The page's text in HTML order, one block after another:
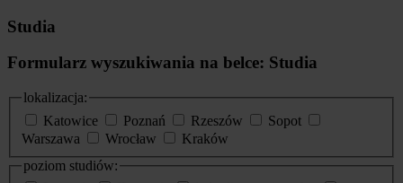
Studia
Formularz wyszukiwania na belce: Studia
lokalizacja:
Katowice
Poznań Rzeszów
Sopot
Warszawa
Wrocław
Kraków
poziom studiów: